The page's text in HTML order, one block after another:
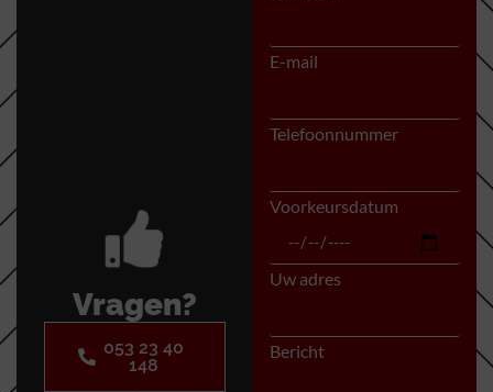
Vragen?
053 23 40
148
E-mail
Telefoonnummer
Voorkeursdatum
Uw adres
Bericht